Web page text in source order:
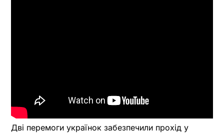
Дві перемоги українок забезпечили прохід у